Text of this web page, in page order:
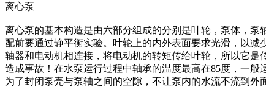
离心泵
离心泵的基本构造是由六部分组成的分别是叶轮，泵体，
配前要通过静平衡实验。叶轮上的内外表面要求光滑，以减
轴器和电动机相连接，将电动机的转矩传给叶轮，所以它是
造成事故！在水泵运行过程中轴承的温度最高在85度，一
为了封闭泵壳与泵轴之间的空隙，不让泵内的水流不流到